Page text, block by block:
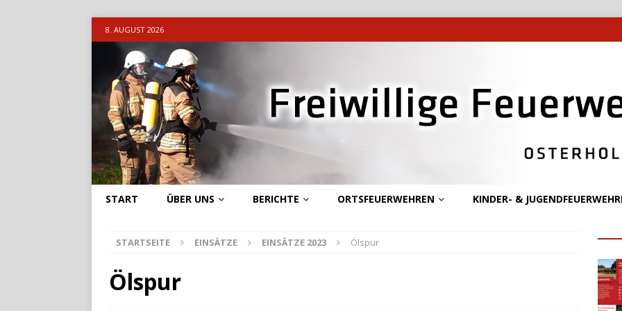
8. AUGUST 2026
START ÜBER UNS BERICHTE ORTSFEUERWEHREN KINDER- &
STARTSEITE EINSÄTZE EINSÄTZE 2023 Ölspur
Ölspur